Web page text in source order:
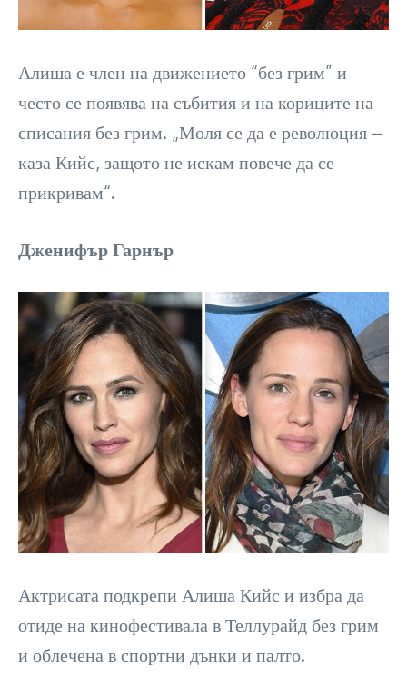
Алиша е член на движението “без грим” и
често се появява на събития и на кориците на
списания без грим. „Моля се да е революция –
каза Кийс, защото не искам повече да се
прикривам“.
Дженифър Гарнър
Актрисата подкрепи Алиша Кийс и избра да
отиде на кинофестивала в Теллурайд без грим
и облечена в спортни дънки и палто.